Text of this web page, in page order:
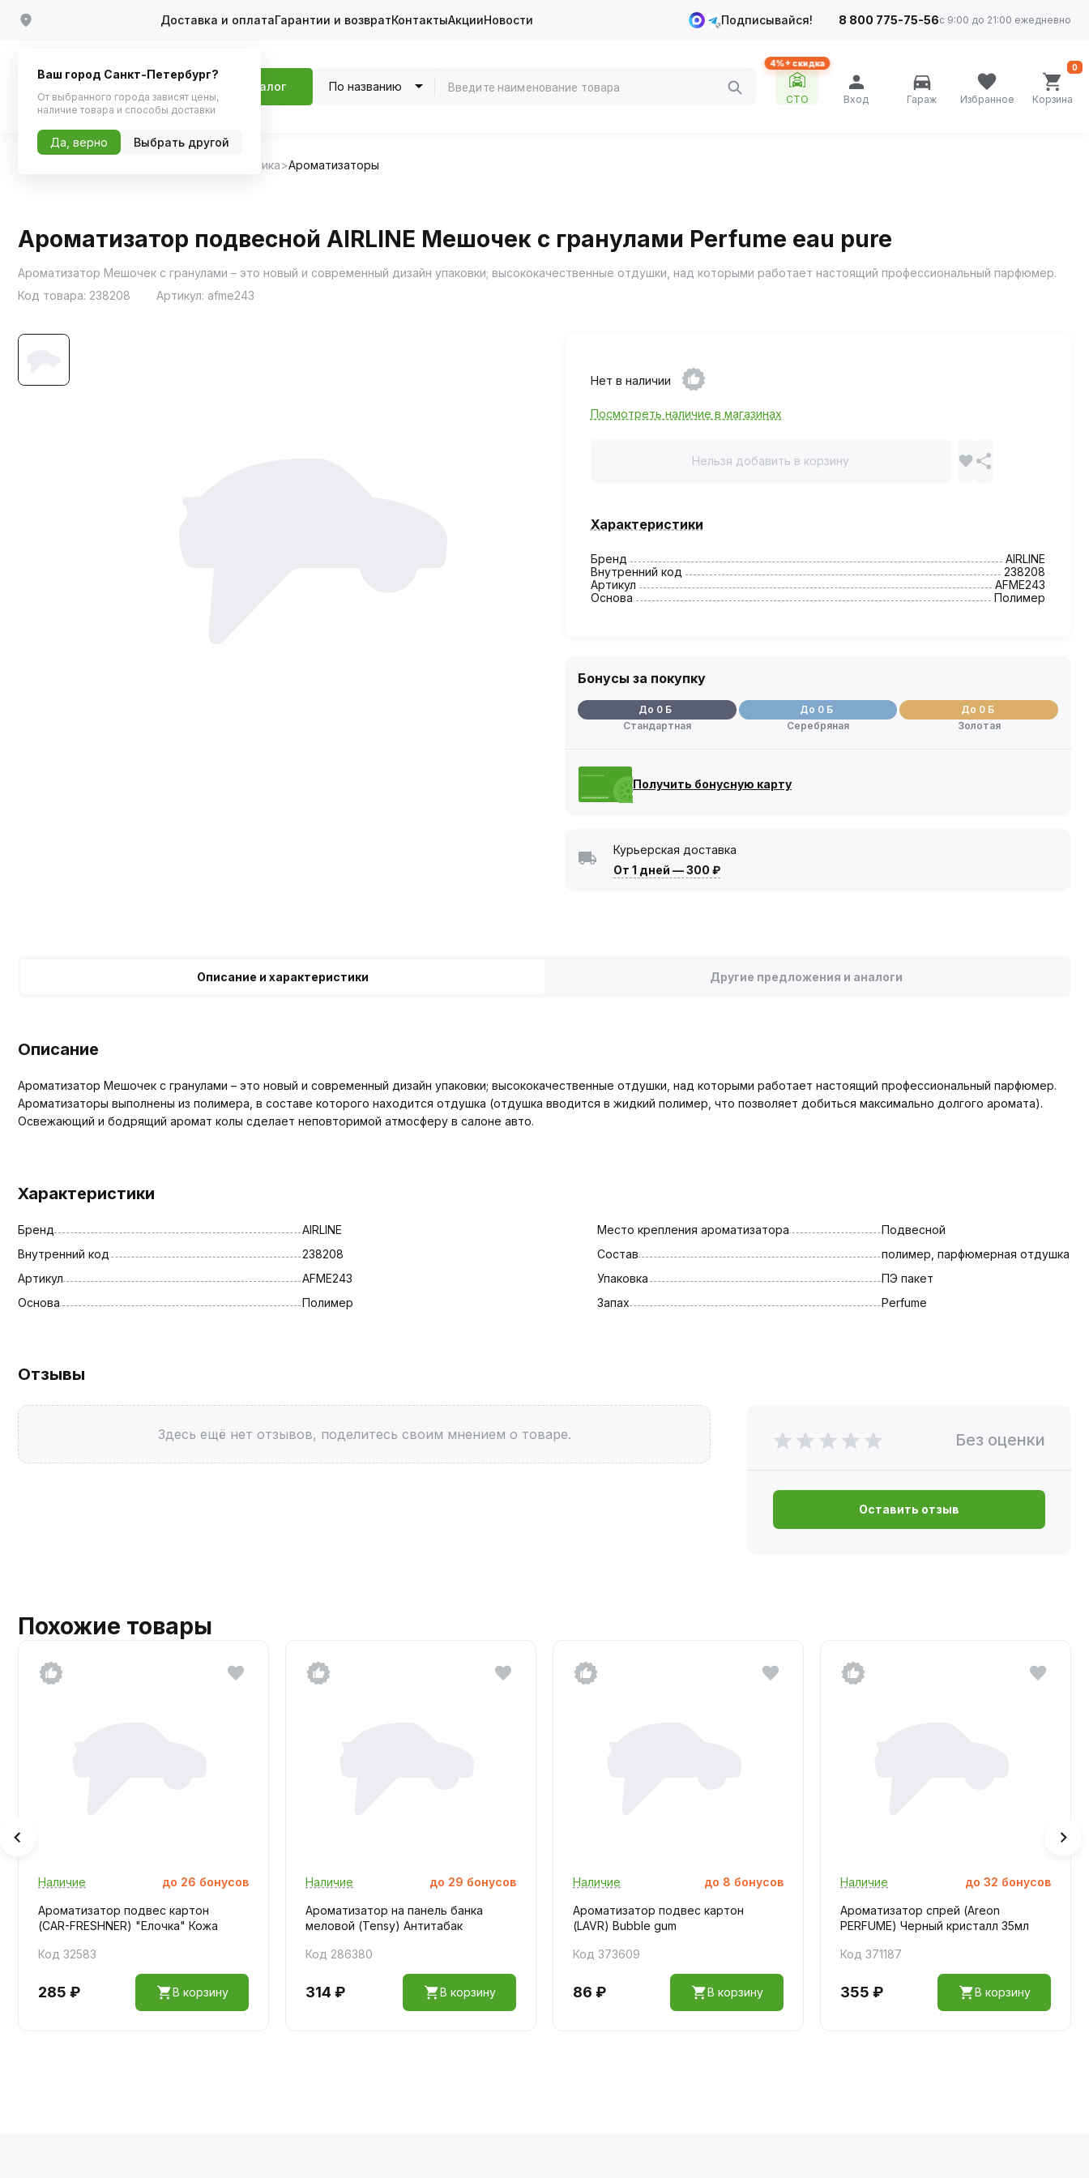
Доставка и оплатаГарантии и возвратКонтактыАкцииНовости Подписывайся! 8 800 775-75-56с 9:00 до 21:00 ежедневно
Каталог По названию
4%+ скидка
СТО Вход Гараж Избранное Корзина
0
Автохимия, Автокосметика Ароматизаторы
Ароматизатор подвесной AIRLINE Мешочек с гранулами Perfume eau pure
Ароматизатор Мешочек с гранулами – это новый и современный дизайн упаковки; высококачественные отдушки, над которыми работает настоящий профессиональный парфюмер.
Код товара: 238208 Артикул: afme243
Нет в наличии
Посмотреть наличие в магазинах
Нельзя добавить в корзину
Характеристики
Бренд
AIRLINE
Внутренний код
238208
Артикул
AFME243
Основа
Полимер
Бонусы за покупку
До 0 Б
Стандартная
До 0 Б
Серебряная
До 0 Б
Золотая
Получить бонусную карту
Курьерская доставка
От 1 дней —300 ₽
Описание и характеристики Другие предложения и аналоги
Описание
Ароматизатор Мешочек с гранулами – это новый и современный дизайн упаковки; высококачественные отдушки, над которыми работает настоящий профессиональный парфюмер.
Ароматизаторы выполнены из полимера, в составе которого находится отдушка (отдушка вводится в жидкий полимер, что позволяет добиться максимально долгого аромата).
Освежающий и бодрящий аромат колы сделает неповторимой атмосферу в салоне авто.
Характеристики
Бренд
AIRLINE
Внутренний код
238208
Артикул
AFME243
Основа
Полимер
Место крепления ароматизатора
Подвесной
Состав
полимер, парфюмерная отдушка
Упаковка
ПЭ пакет
Запах
Perfume
Отзывы
Здесь ещё нет отзывов, поделитесь своим мнением о товаре. Без оценки
Оставить отзыв
Похожие товары
Наличие до 26 бонусов
Ароматизатор подвес картон
(CAR-FRESHNER) "Елочка" Кожа
Код 32583
285 ₽ В корзину
Наличие до 29 бонусов
Ароматизатор на панель банка
меловой (Tensy) Антитабак
Код 286380
314 ₽ В корзину
Наличие до 8 бонусов
Ароматизатор подвес картон
(LAVR) Bubble gum
Код 373609
86 ₽ В корзину
Наличие до 32 бонусов
Ароматизатор спрей (Areon
PERFUME) Черный кристалл 35мл
Код 371187
355 ₽ В корзину
Ваш город Санкт-Петербург?
От выбранного города зависят цены,
наличие товара и способы доставки
Да, верно Выбрать другой